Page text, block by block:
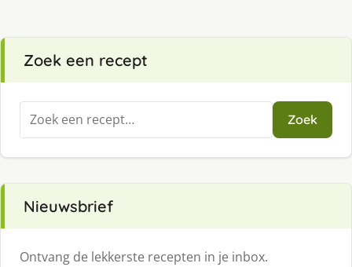
Zoek een recept
Zoeken
naar:
Zoek
Nieuwsbrief
Ontvang de lekkerste recepten in je inbox.